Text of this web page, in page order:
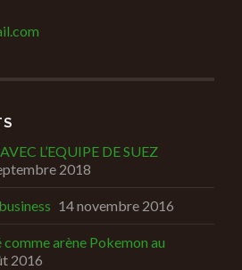
L’EQUIPE DE SUEZ
2018
14 novembre 2016
arène Pokemon au
2016